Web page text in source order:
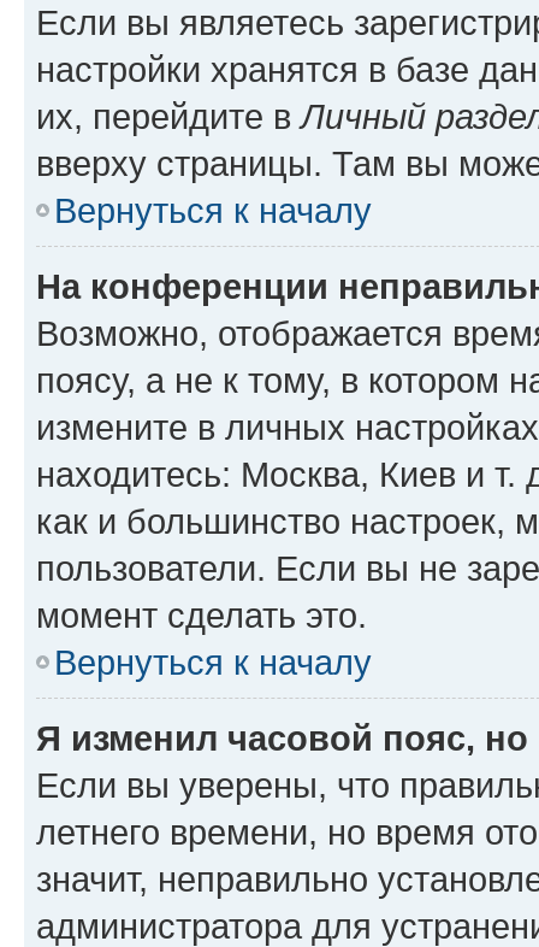
Если вы являетесь
настройки хранятся в базе
их, перейдите вЛичный
вверху страницы. Там вы
Вернуться к началу
На конференции
Возможно, отображается
поясу, а не к тому, в котором
измените в личных
находитесь: Москва, Киев и т.
как и большинство настроек,
пользователи. Если вы не
момент сделать это.
Вернуться к началу
Я изменил часовой пояс,
Если вы уверены, что
летнего времени, но время
значит, неправильно
администратора для